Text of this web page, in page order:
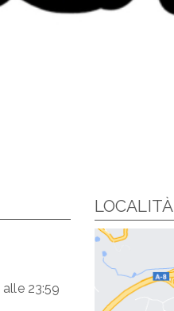
alle 23:59
LOCALITÀ